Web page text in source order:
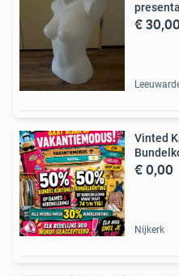
€ 30,00
Vinted
€ 0,00
Nijkerk